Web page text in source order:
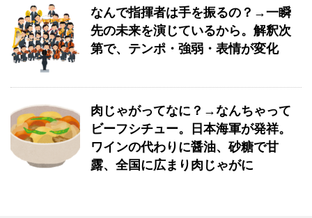
なんで指揮者は手を振るの？→一瞬
先の未来を演じているから。解釈次
第で、テンポ・強弱・表情が変化
肉じゃがってなに？→なんちゃって
ビーフシチュー。日本海軍が発祥。
ワインの代わりに醤油、砂糖で甘
露、全国に広まり肉じゃがに